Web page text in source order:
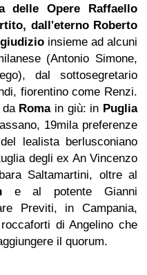
delle Opere Raffaello
dall'eterno Roberto
insieme ad alcuni
(Antonio Simone,
dal sottosegretario
fiorentino come Renzi.
da Romain giù: in Puglia
19mila preferenze
lealista berlusconiano
degli ex An Vincenzo
Saltamartini, oltre al
e al potente Gianni
Previti, in Campania,
di Angelino che
il quorum.